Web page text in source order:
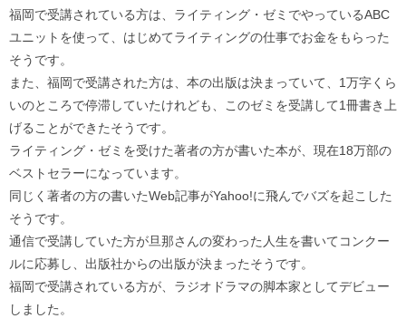
福岡で受講されている方は、ライティング・ゼミでやっているABC
ユニットを使って、はじめてライティングの仕事でお金をもらった
そうです。
また、福岡で受講された方は、本の出版は決まっていて、1万字くら
いのところで停滞していたけれども、このゼミを受講して1冊書き上
げることができたそうです。
ライティング・ゼミを受けた著者の方が書いた本が、現在18万部の
ベストセラーになっています。
同じく著者の方の書いたWeb記事がYahoo!に飛んでバズを起こした
そうです。
通信で受講していた方が旦那さんの変わった人生を書いてコンクー
ルに応募し、出版社からの出版が決まったそうです。
福岡で受講されている方が、ラジオドラマの脚本家としてデビュー
しました。